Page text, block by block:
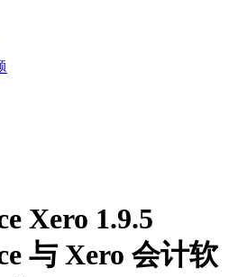
Xero 1.9.5
与 Xero 会计软